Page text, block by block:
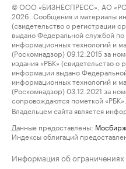
© ООО «БИЗНЕСПРЕСС», АО
2026. Сообщения и материалы
(свидетельство о регистрации
выдано Федеральной службой по
информационных технологий и
(Роскомнадзор) 09.12.2015 за
издания «РБК» (свидетельство о
информации выдано
информационных технологий и
(Роскомнадзор) 03.12.2021 за
сопровождаются пометкой «РБК».
Владельцем сайта является
Данные предоставлены:
Индексы облигаций
Информация об ограничениях